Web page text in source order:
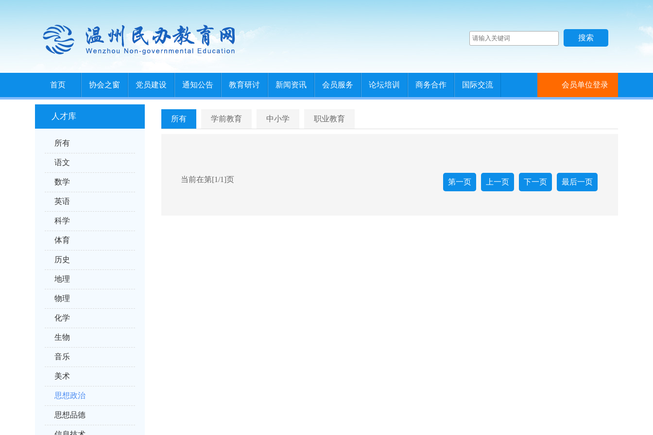
首页 协会之窗 党员建设 通知公告 教育研讨 新闻资讯 会员服务 论坛培训 商务合作 国际交流 会员单位登录
人才库
所有
语文
数学
英语
科学
体育
历史
地理
物理
化学
生物
音乐
美术
思想政治
思想品德
所有 学前教育 中小学 职业教育
当前在第[1/1]页 最后一页
下一页
上一页
第一页